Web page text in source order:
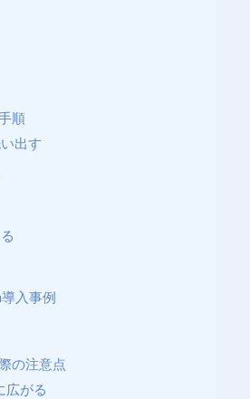
順
出す
入事例
の注意点
広がる